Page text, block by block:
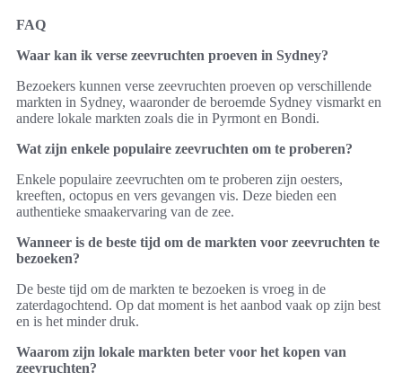
FAQ
Waar kan ik verse zeevruchten proeven in Sydney?
Bezoekers kunnen verse zeevruchten proeven op verschillende
markten in Sydney, waaronder de beroemde Sydney vismarkt en
andere lokale markten zoals die in Pyrmont en Bondi.
Wat zijn enkele populaire zeevruchten om te proberen?
Enkele populaire zeevruchten om te proberen zijn oesters,
kreeften, octopus en vers gevangen vis. Deze bieden een
authentieke smaakervaring van de zee.
Wanneer is de beste tijd om de markten voor zeevruchten te
bezoeken?
De beste tijd om de markten te bezoeken is vroeg in de
zaterdagochtend. Op dat moment is het aanbod vaak op zijn best
en is het minder druk.
Waarom zijn lokale markten beter voor het kopen van
zeevruchten?